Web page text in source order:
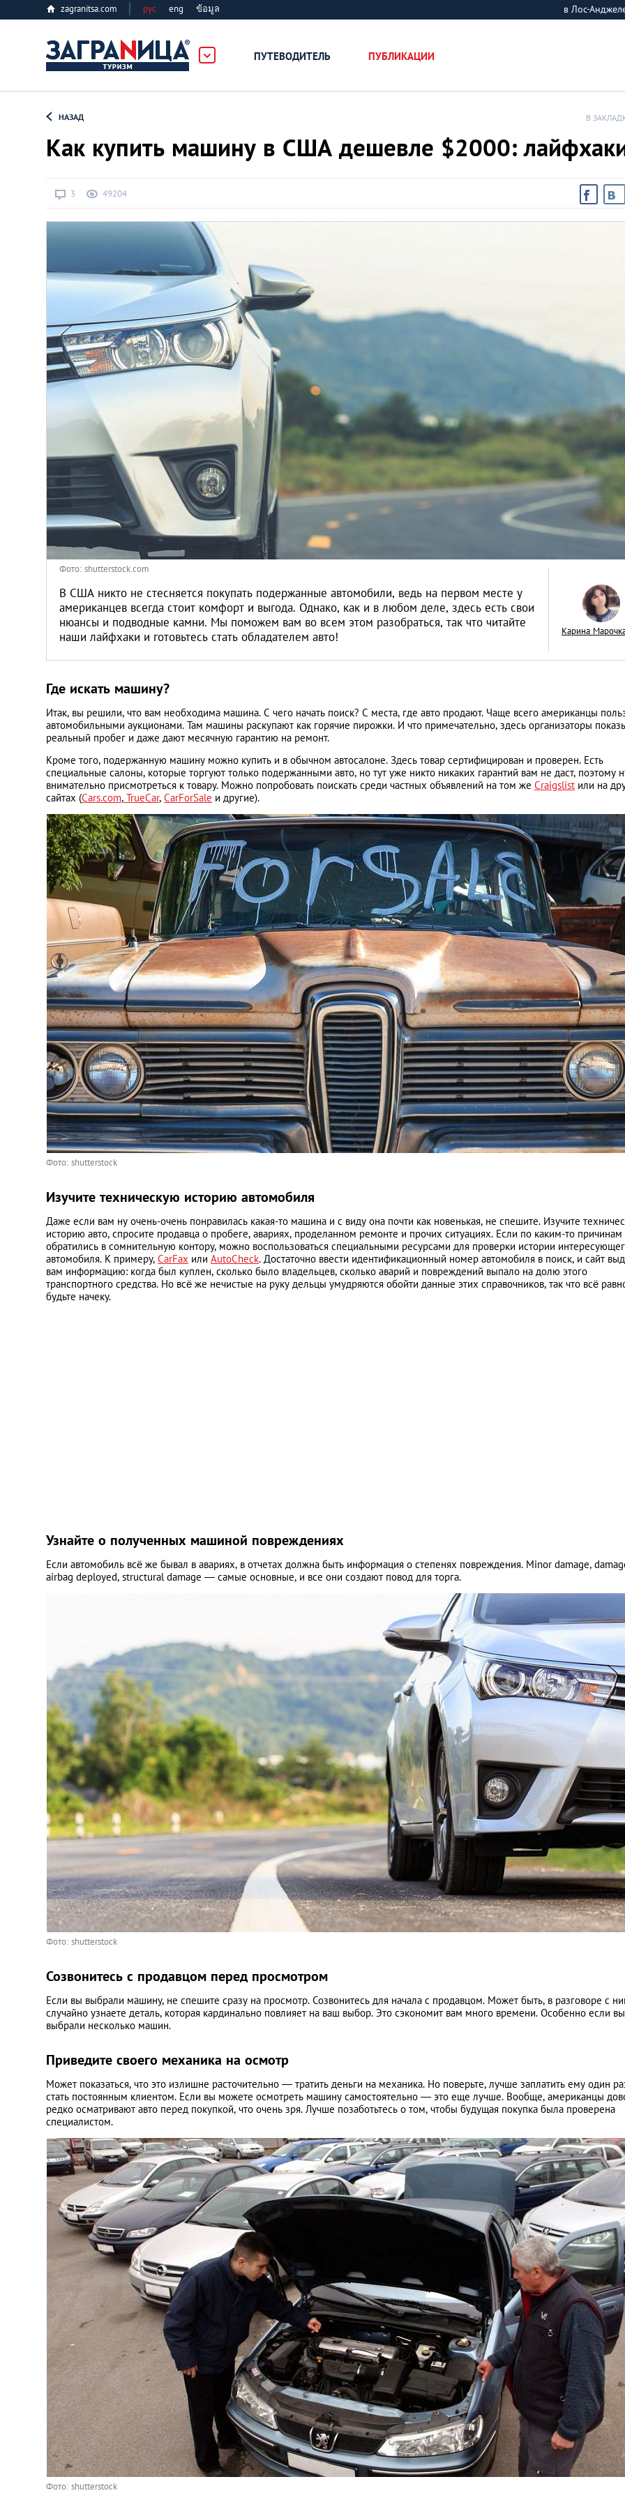
zagranitsa.com рус eng ข้อมูล в Лос-
ПУТЕВОДИТЕЛЬ ПУБЛИКАЦИИ
Алматы
Афины
Киев
Лондон
Москва
Париж
Паттайя
Пхукет
Санкт-Петербург
НАЗАД В
Как купить машину в США дешевле $2000:
3 49204
Фото: shutterstock.com
В США никто не стесняется покупать подержанные автомобили, ведь на первом месте у
американцев всегда стоит комфорт и выгода. Однако, как и в любом деле, здесь есть свои
нюансы и подводные камни. Мы поможем вам во всем этом разобраться, так что читайте
наши лайфхаки и готовьтесь стать обладателем авто!
Карина
Где искать машину?
Итак, вы решили, что вам необходима машина. С чего начать поиск? С места, где авто продают. Чаще всего американцы
автомобильными аукционами. Там машины раскупают как горячие пирожки. И что примечательно, здесь организаторы
реальный пробег и даже дают месячную гарантию на ремонт.
Кроме того, подержанную машину можно купить и в обычном автосалоне. Здесь товар сертифицирован и проверен. Есть
специальные салоны, которые торгуют только подержанными авто, но тут уже никто никаких гарантий вам не даст, поэтому
внимательно присмотреться к товару. Можно попробовать поискать среди частных объявлений на том же Craigslist или на
сайтах (Cars.com, TrueCar, CarForSale и другие).
Фото: shutterstock
Изучите техническую историю автомобиля
Даже если вам ну очень-очень понравилась какая-то машина и с виду она почти как новенькая, не спешите. Изучите
историю авто, спросите продавца о пробеге, авариях, проделанном ремонте и прочих ситуациях. Если по каким-то
обратились в сомнительную контору, можно воспользоваться специальными ресурсами для проверки истории
автомобиля. К примеру, CarFax или AutoCheck. Достаточно ввести идентификационный номер автомобиля в поиск, и сайт
вам информацию: когда был куплен, сколько было владельцев, сколько аварий и повреждений выпало на долю этого
транспортного средства. Но всё же нечистые на руку дельцы умудряются обойти данные этих справочников, так что всё
будьте начеку.
Узнайте о полученных машиной повреждениях
Если автомобиль всё же бывал в авариях, в отчетах должна быть информация о степенях повреждения. Minor damage,
airbag deployed, structural damage — самые основные, и все они создают повод для торга.
Фото: shutterstock
Созвонитесь с продавцом перед просмотром
Если вы выбрали машину, не спешите сразу на просмотр. Созвонитесь для начала с продавцом. Может быть, в разговоре с
случайно узнаете деталь, которая кардинально повлияет на ваш выбор. Это сэкономит вам много времени. Особенно если вы
выбрали несколько машин.
Приведите своего механика на осмотр
Может показаться, что это излишне расточительно — тратить деньги на механика. Но поверьте, лучше заплатить ему один
стать постоянным клиентом. Если вы можете осмотреть машину самостоятельно — это еще лучше. Вообще, американцы
редко осматривают авто перед покупкой, что очень зря. Лучше позаботьтесь о том, чтобы будущая покупка была проверена
специалистом.
Фото: shutterstock
Учеба в Америке:
получить